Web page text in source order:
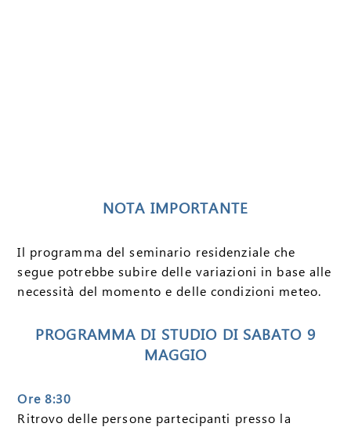
NOTA IMPORTANTE
Il programma del seminario residenziale che
segue potrebbe subire delle variazioni in base alle
necessità del momento e delle condizioni meteo.
PROGRAMMA DI STUDIO DI SABATO 9
MAGGIO
Ore 8:30
Ritrovo delle persone partecipanti presso la